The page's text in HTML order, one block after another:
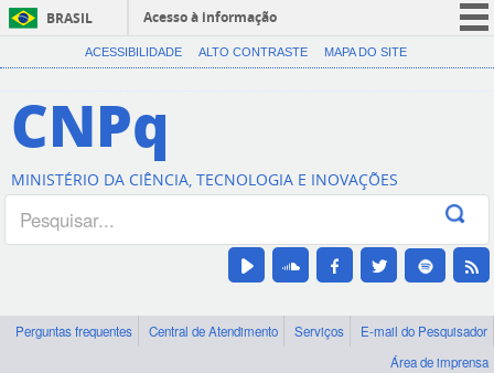
BRASIL
Acesso à informação
CORONAVÍRUS (COVID-19)
Canais
ACESSIBILIDADE ALTO CONTRASTE MAPA DO SITE
CNPq
MINISTÉRIO DA CIÊNCIA, TECNOLOGIA E INOVAÇÕES
Perguntas frequentes Central de Atendimento Serviços
E-mail do Pesquisador
Área de imprensa